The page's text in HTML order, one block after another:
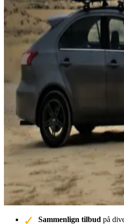
Sammenlign tilbud på